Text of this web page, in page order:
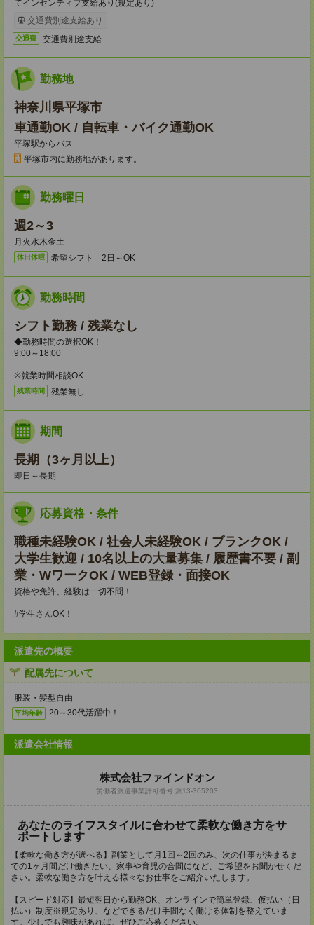
てインセンティブ支給あり(規定あり)
交通費別途支給あり
交通費 交通費別途支給
勤務地
神奈川県平塚市
車通勤OK / 自転車・バイク通勤OK
平塚駅からバス
平塚市内に勤務地があります。
勤務曜日
週2～3
月火水木金土
休日休暇 希望シフト 2日～OK
勤務時間
シフト勤務 / 残業なし
◆勤務時間の選択OK！
9:00～18:00
※就業時間相談OK
残業時間 残業無し
期間
長期（3ヶ月以上）
即日～長期
応募資格・条件
職種未経験OK / 社会人未経験OK / ブランクOK /
大学生歓迎 / 10名以上の大量募集 / 履歴書不要 / 副
業・WワークOK / WEB登録・面接OK
資格や免許、経験は一切不問！
#学生さんOK！
派遣先の概要
配属先について
服装・髪型自由
平均年齢 20～30代活躍中！
派遣会社情報
株式会社ファインドオン
労働者派遣事業許可番号:派13-305203
あなたのライフスタイルに合わせて柔軟な働き方をサ
ポートします
【柔軟な働き方が選べる】副業として月1回～2回のみ、次の仕事が決まるま
での1ヶ月間だけ働きたい、家事や育児の合間になど、ご希望をお聞かせくだ
さい。柔軟な働き方を叶える様々なお仕事をご紹介いたします。
【スピード対応】最短翌日から勤務OK、オンラインで簡単登録、仮払い（日
払い）制度※規定あり、などできるだけ手間なく働ける体制を整えていま
す。少しでも興味があれば、ぜひご応募ください。